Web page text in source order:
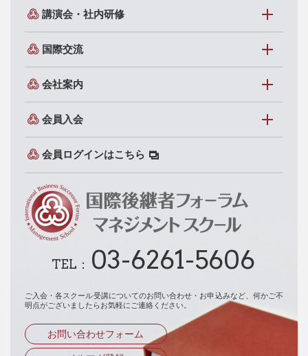
講演会・社内研修
国際交流
会社案内
会員入会
会員ログインはこちら
TEL： 03-6261-5606
ご入会・各スクール受講についてのお問い合わせ・お申込みなど、 何かご不
明点がございましたらお気軽にご連絡ください。
お問い合わせフォーム